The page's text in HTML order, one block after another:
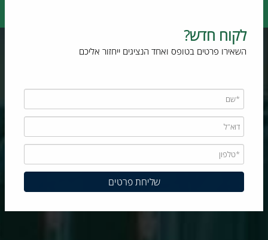
לקוח חדש?
השאירו פרטים בטופס ואחד הנציגים ייחזור אליכם